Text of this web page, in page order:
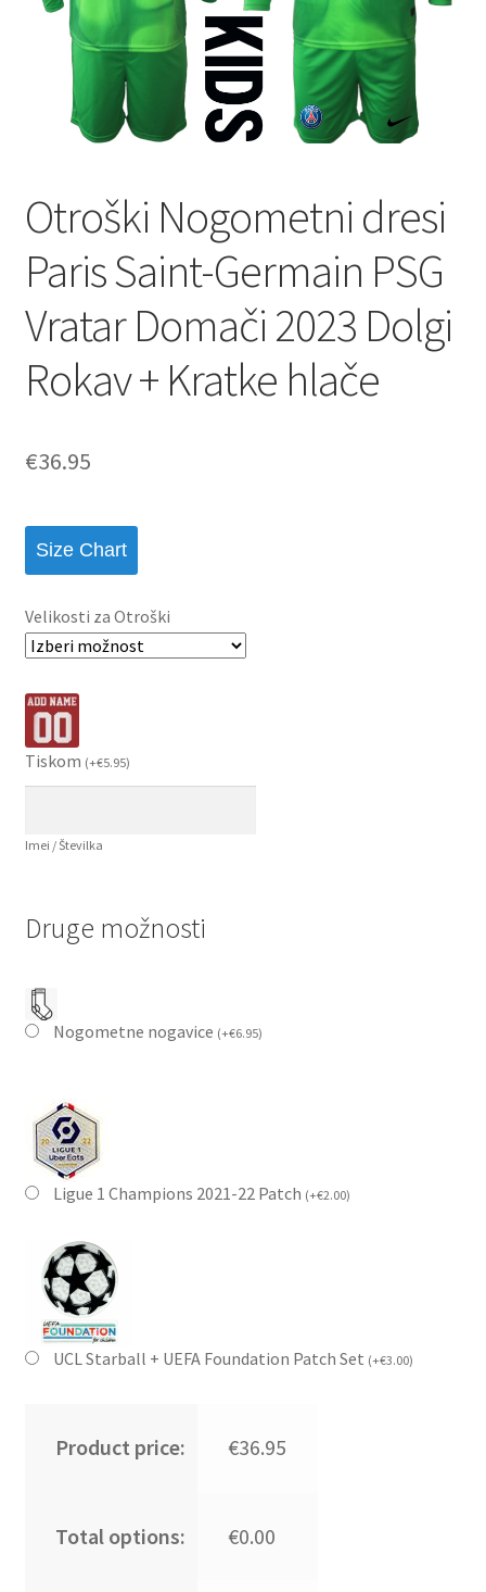
Otroški Nogometni dresi
Paris Saint-Germain PSG
Vratar Domači 2023 Dolgi
Rokav + Kratke hlače
€36.95
Size Chart
Velikosti za Otroški
Tiskom (+€5.95)
Imei / Številka
Druge možnosti
Nogometne nogavice (+€6.95)
Ligue 1 Champions 2021-22 Patch (+€2.00)
UCL Starball + UEFA Foundation Patch Set (+€3.00)
Product price: €36.95
Total options: €0.00